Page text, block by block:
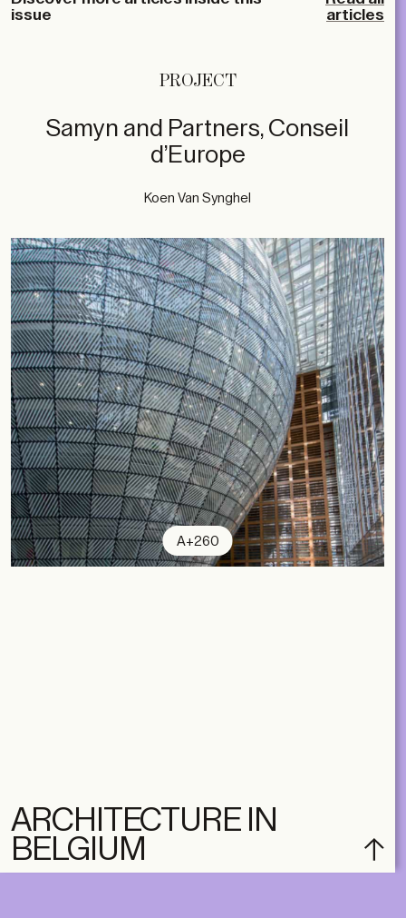
issue
articles
PROJECT
Samyn and Partners, Conseil
d’Europe
Koen Van Synghel
A+260
ARCHITECTURE IN
BELGIUM